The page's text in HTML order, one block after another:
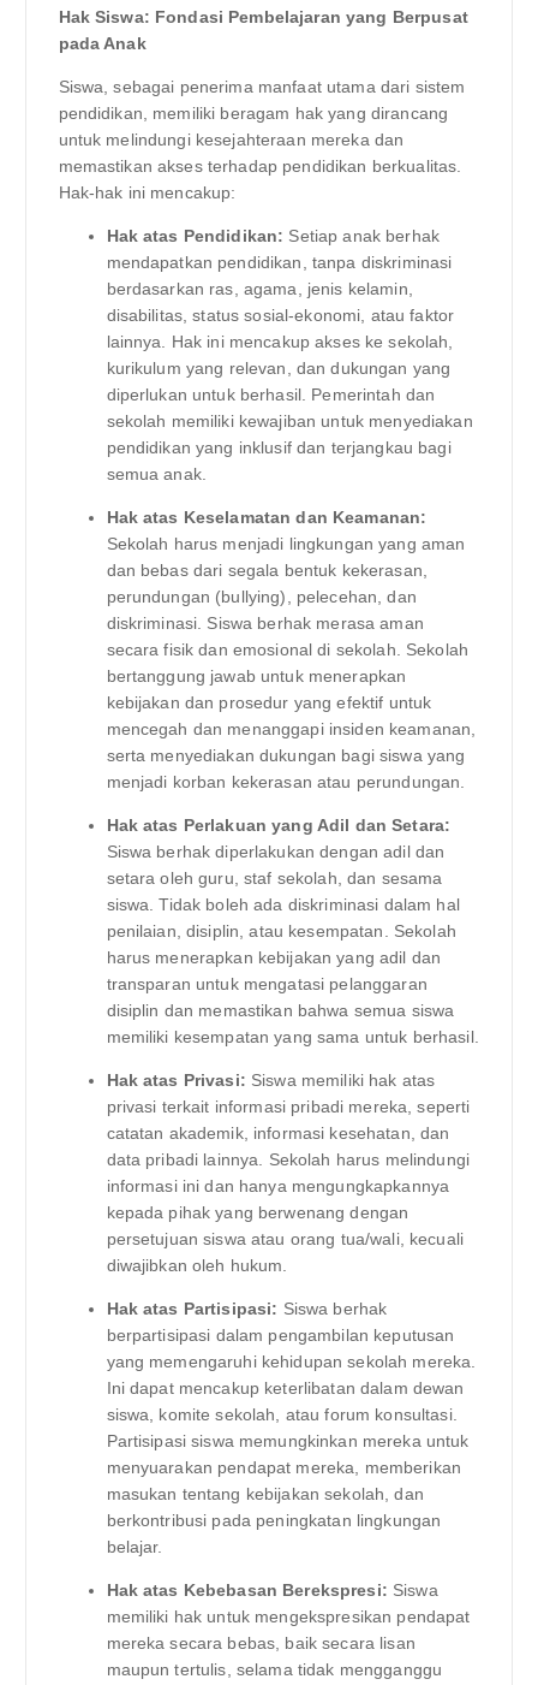
Hak Siswa: Fondasi Pembelajaran yang Berpusat
pada Anak
Siswa, sebagai penerima manfaat utama dari sistem
pendidikan, memiliki beragam hak yang dirancang
untuk melindungi kesejahteraan mereka dan
memastikan akses terhadap pendidikan berkualitas.
Hak-hak ini mencakup:
Hak atas Pendidikan: Setiap anak berhak
mendapatkan pendidikan, tanpa diskriminasi
berdasarkan ras, agama, jenis kelamin,
disabilitas, status sosial-ekonomi, atau faktor
lainnya. Hak ini mencakup akses ke sekolah,
kurikulum yang relevan, dan dukungan yang
diperlukan untuk berhasil. Pemerintah dan
sekolah memiliki kewajiban untuk menyediakan
pendidikan yang inklusif dan terjangkau bagi
semua anak.
Hak atas Keselamatan dan Keamanan:
Sekolah harus menjadi lingkungan yang aman
dan bebas dari segala bentuk kekerasan,
perundungan (bullying), pelecehan, dan
diskriminasi. Siswa berhak merasa aman
secara fisik dan emosional di sekolah. Sekolah
bertanggung jawab untuk menerapkan
kebijakan dan prosedur yang efektif untuk
mencegah dan menanggapi insiden keamanan,
serta menyediakan dukungan bagi siswa yang
menjadi korban kekerasan atau perundungan.
Hak atas Perlakuan yang Adil dan Setara:
Siswa berhak diperlakukan dengan adil dan
setara oleh guru, staf sekolah, dan sesama
siswa. Tidak boleh ada diskriminasi dalam hal
penilaian, disiplin, atau kesempatan. Sekolah
harus menerapkan kebijakan yang adil dan
transparan untuk mengatasi pelanggaran
disiplin dan memastikan bahwa semua siswa
memiliki kesempatan yang sama untuk berhasil.
Hak atas Privasi: Siswa memiliki hak atas
privasi terkait informasi pribadi mereka, seperti
catatan akademik, informasi kesehatan, dan
data pribadi lainnya. Sekolah harus melindungi
informasi ini dan hanya mengungkapkannya
kepada pihak yang berwenang dengan
persetujuan siswa atau orang tua/wali, kecuali
diwajibkan oleh hukum.
Hak atas Partisipasi: Siswa berhak
berpartisipasi dalam pengambilan keputusan
yang memengaruhi kehidupan sekolah mereka.
Ini dapat mencakup keterlibatan dalam dewan
siswa, komite sekolah, atau forum konsultasi.
Partisipasi siswa memungkinkan mereka untuk
menyuarakan pendapat mereka, memberikan
masukan tentang kebijakan sekolah, dan
berkontribusi pada peningkatan lingkungan
belajar.
Hak atas Kebebasan Berekspresi: Siswa
memiliki hak untuk mengekspresikan pendapat
mereka secara bebas, baik secara lisan
maupun tertulis, selama tidak mengganggu